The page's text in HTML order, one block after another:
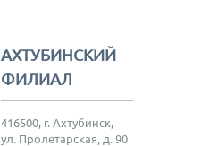
АХТУБИНСКИЙ
ФИЛИАЛ
416500, г. Ахтубинск,
ул. Пролетарская, д. 90